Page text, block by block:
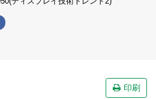
印刷